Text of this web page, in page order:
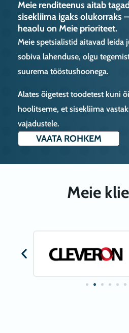
Meie renditeenus aitab
sisekliima igaks olukorraks
heaolu on Meie prioriteet.
Meie spetsialistid aitavad leida
sobiva lahenduse, olgu
suurema tööstushoonega.
Alates õigetest toodetest kuni
hoolitseme, et sisekliima
vajadustele.
VAATA ROHKEM
Meie